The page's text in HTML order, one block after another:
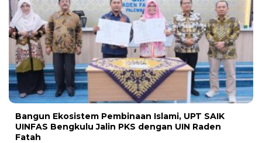
Bangun Ekosistem Pembinaan Islami, UPT SAIK
UINFAS Bengkulu Jalin PKS dengan UIN Raden
Fatah